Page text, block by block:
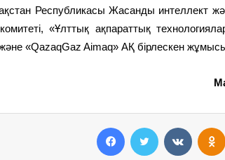
Республикасы Жасанды интеллект
«Ұлттық ақпараттық
және «QazaqGaz Aimaq» АҚ бірлескен